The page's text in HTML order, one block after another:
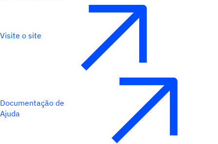
Visite o site
Documentação de
Ajuda